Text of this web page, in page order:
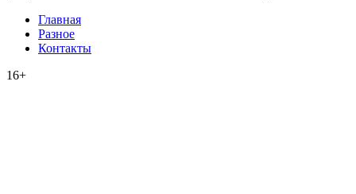
Главная
Разное
Контакты
16+